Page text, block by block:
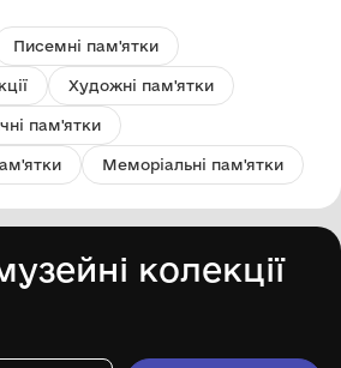
Писемні пам'ятки
Художні пам'ятки
пам'ятки
Меморіальні пам'ятки
колекції